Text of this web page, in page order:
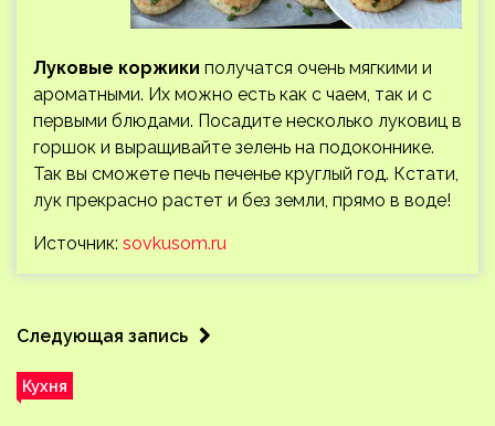
Луковые коржики получатся очень мягкими и
ароматными. Их можно есть как с чаем, так и с
первыми блюдами. Посадите несколько луковиц в
горшок и выращивайте зелень на подоконнике.
Так вы сможете печь печенье круглый год. Кстати,
лук прекрасно растет и без земли, прямо в воде!
Источник: sovkusom.ru
Следующая запись
Кухня